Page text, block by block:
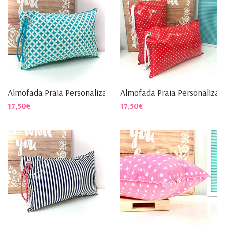
Almofada Praia Personalizad...
17,50€
Almofada Praia
17,50€